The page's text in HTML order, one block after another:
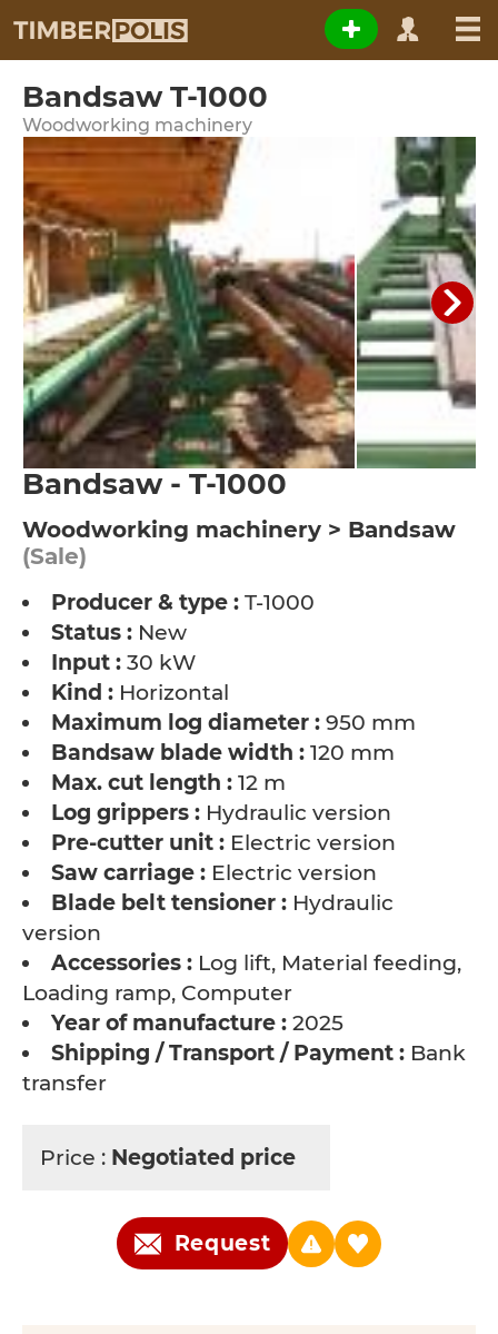
Bandsaw T-1000
Woodworking machinery
Bandsaw - T-1000
Woodworking machinery > Bandsaw
(Sale)
Producer & type : T-1000
Status : New
Input : 30 kW
Kind : Horizontal
Maximum log diameter : 950 mm
Bandsaw blade width : 120 mm
Max. cut length : 12 m
Log grippers : Hydraulic version
Pre-cutter unit : Electric version
Saw carriage : Electric version
Blade belt tensioner : Hydraulic
version
Accessories : Log lift, Material feeding,
Loading ramp, Computer
Year of manufacture : 2025
Shipping / Transport / Payment : Bank
transfer
Price : Negotiated price
Request